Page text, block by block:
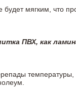
будет мягким, что
ПВХ, как
температуры,